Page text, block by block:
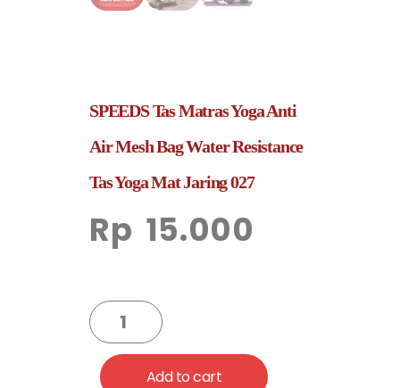
SPEEDS Tas Matras Yoga Anti
Air Mesh Bag Water Resistance
Tas Yoga Mat Jaring 027
Rp 15.000
Add to cart